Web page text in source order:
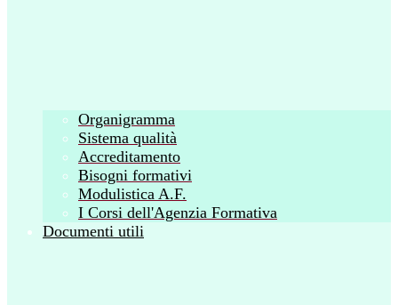
Organigramma
Sistema qualità
Accreditamento
Bisogni formativi
Modulistica A.F.
I Corsi dell'Agenzia Formativa
Documenti utili